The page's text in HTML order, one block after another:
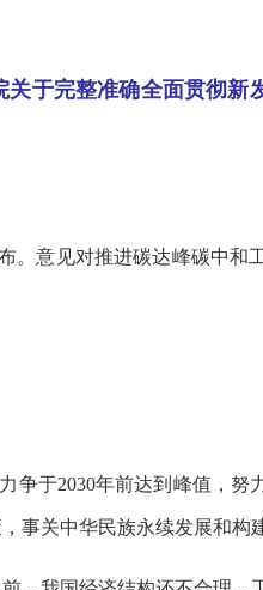
于完整准确全面贯彻新
。意见对推进碳达峰碳中和
争于2030年前达到峰值，努
事关中华民族永续发展和构